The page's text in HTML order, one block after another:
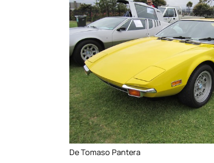
De Tomaso Pantera